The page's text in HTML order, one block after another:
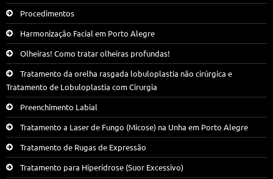
Procedimentos
Harmonização Facial em Porto Alegre
Olheiras! Como tratar olheiras profundas!
Tratamento da orelha rasgada lobuloplastia não cirúrgica e
Tratamento de Lobuloplastia com Cirurgia
Preenchimento Labial
Tratamento a Laser de Fungo (Micose) na Unha em Porto Alegre
Tratamento de Rugas de Expressão
Tratamento para Hiperidrose (Suor Excessivo)